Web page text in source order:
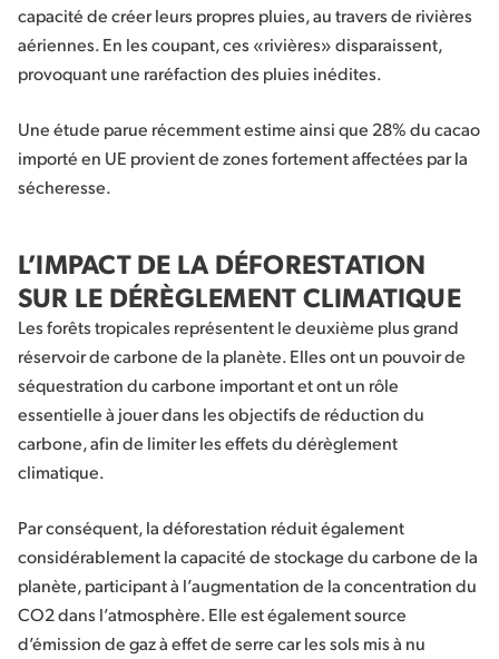
capacité de créer leurs propres pluies, au travers de rivières
aériennes. En les coupant, ces «rivières» disparaissent,
provoquant une raréfaction des pluies inédites.
Une étude parue récemment estime ainsi que 28% du cacao
importé en UE provient de zones fortement affectées par la
sécheresse.
L’IMPACT DE LA DÉFORESTATION
SUR LE DÉRÈGLEMENT CLIMATIQUE
Les forêts tropicales représentent le deuxième plus grand
réservoir de carbone de la planète. Elles ont un pouvoir de
séquestration du carbone important et ont un rôle
essentielle à jouer dans les objectifs de réduction du
carbone, afin de limiter les effets du dérèglement
climatique.
Par conséquent, la déforestation réduit également
considérablement la capacité de stockage du carbone de la
planète, participant à l’augmentation de la concentration du
CO2 dans l’atmosphère. Elle est également source
d’émission de gaz à effet de serre car les sols mis à nu